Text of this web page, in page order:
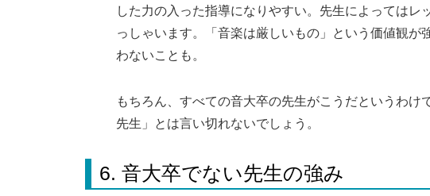
した力の入った指導になりやすい。先生によってはレ
っしゃいます。「音楽は厳しいもの」という価値観が
わないことも。
もちろん、すべての音大卒の先生がこうだというわけ
先生」とは言い切れないでしょう。
6. 音大卒でない先生の強み